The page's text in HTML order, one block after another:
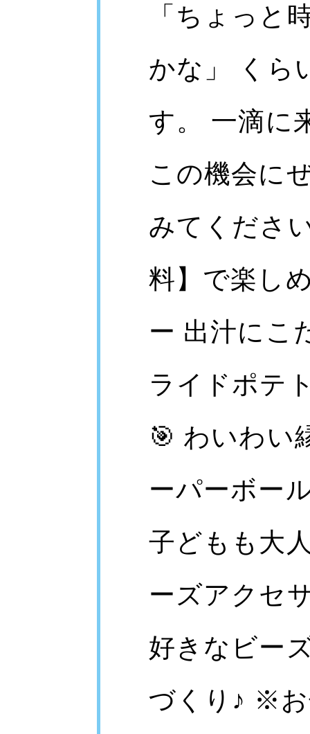
お知らせ
News
「ちょっと
かな」 くら
す。 一滴に
この機会に
みてくださ
料】で楽し
ー 出汁にこ
ライドポテ
🎯 わいわい
ーパーボー
子どもも大
ーズアクセ
好きなビー
づくり♪ ※お